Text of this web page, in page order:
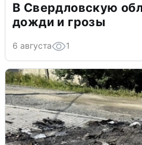
В Свердловскую
дожди и грозы
6 августа 1